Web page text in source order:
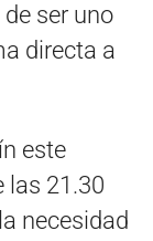
ser uno
directa a
este
las 21.30
necesidad